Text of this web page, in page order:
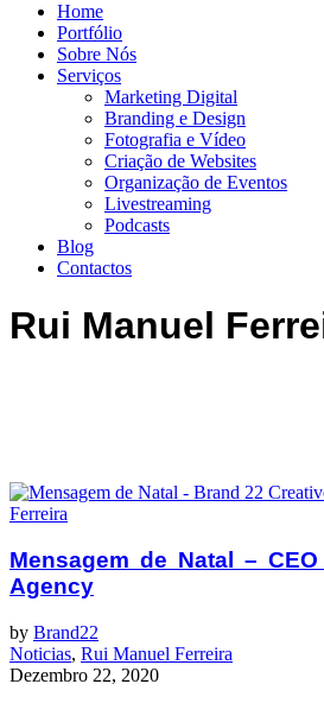
Home
Portfólio
Sobre Nós
Serviços
Marketing Digital
Branding e Design
Fotografia e Vídeo
Criação de Websites
Organização de Eventos
Livestreaming
Podcasts
Blog
Contactos
Rui Manuel
Mensagem de Natal –
Agency
by Brand22
Noticias, Rui Manuel Ferreira
Dezembro 22, 2020